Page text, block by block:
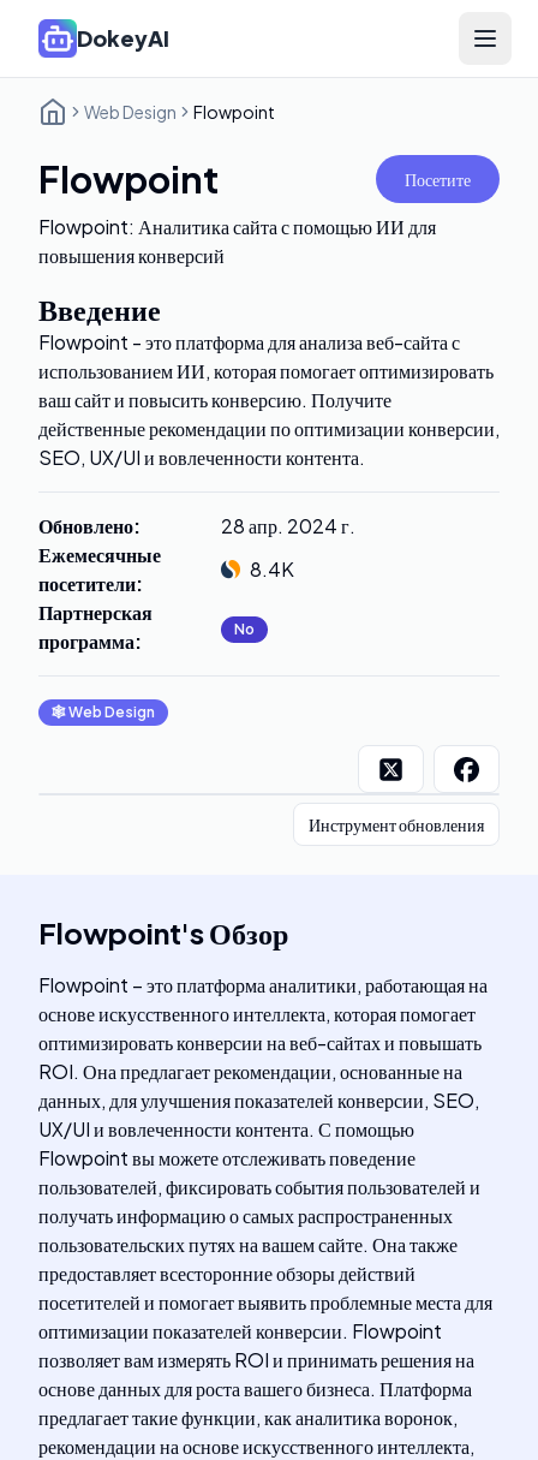
DokeyAI Open
Web Design Flowpoint
Flowpoint Посетите
Flowpoint: Аналитика сайта с помощью ИИ для
повышения конверсий
Введение
Flowpoint - это платформа для анализа веб-сайта с
использованием ИИ, которая помогает оптимизировать
ваш сайт и повысить конверсию. Получите
действенные рекомендации по оптимизации конверсии,
SEO, UX/UI и вовлеченности контента.
Обновлено:
28 апр. 2024 г.
Ежемесячные
посетители:
8.4K
Партнерская
программа: No
🕸Web Design
Инструмент обновления
Flowpoint'sОбзор
Flowpoint – это платформа аналитики, работающая на
основе искусственного интеллекта, которая помогает
оптимизировать конверсии на веб-сайтах и повышать
ROI. Она предлагает рекомендации, основанные на
данных, для улучшения показателей конверсии, SEO,
UX/UI и вовлеченности контента. С помощью
Flowpoint вы можете отслеживать поведение
пользователей, фиксировать события пользователей и
получать информацию о самых распространенных
пользовательских путях на вашем сайте. Она также
предоставляет всесторонние обзоры действий
посетителей и помогает выявить проблемные места для
оптимизации показателей конверсии. Flowpoint
позволяет вам измерять ROI и принимать решения на
основе данных для роста вашего бизнеса. Платформа
предлагает такие функции, как аналитика воронок,
рекомендации на основе искусственного интеллекта,